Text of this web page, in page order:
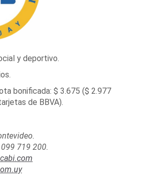
y deportivo.
bonificada: $ 3.675 ($ 2.977
de BBVA).
719 200.